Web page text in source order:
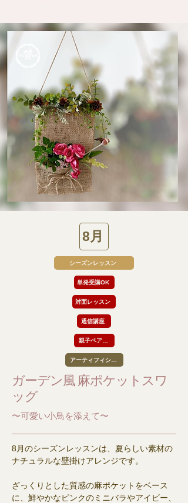
8月
シーズンレッスン
単発受講OK
対面レッスン
通信講座
親子ペア受講歓迎
アーティフィシャル
ガーデン風 麻ポケットスワ
ッグ
〜可愛い小鳥を添えて〜
8月のシーズンレッスンは、夏らしい素材の
ナチュラルな壁掛けアレンジです。
ざっくりとした質感の麻ポケットをベース
に、鮮やかなピンクのミニバラやアイビー、